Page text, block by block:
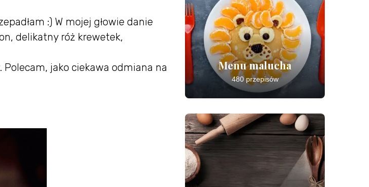
:) W mojej głowie danie
delikatny róż krewetek,
jako ciekawa odmiana na
Menu malucha
480 przepisów